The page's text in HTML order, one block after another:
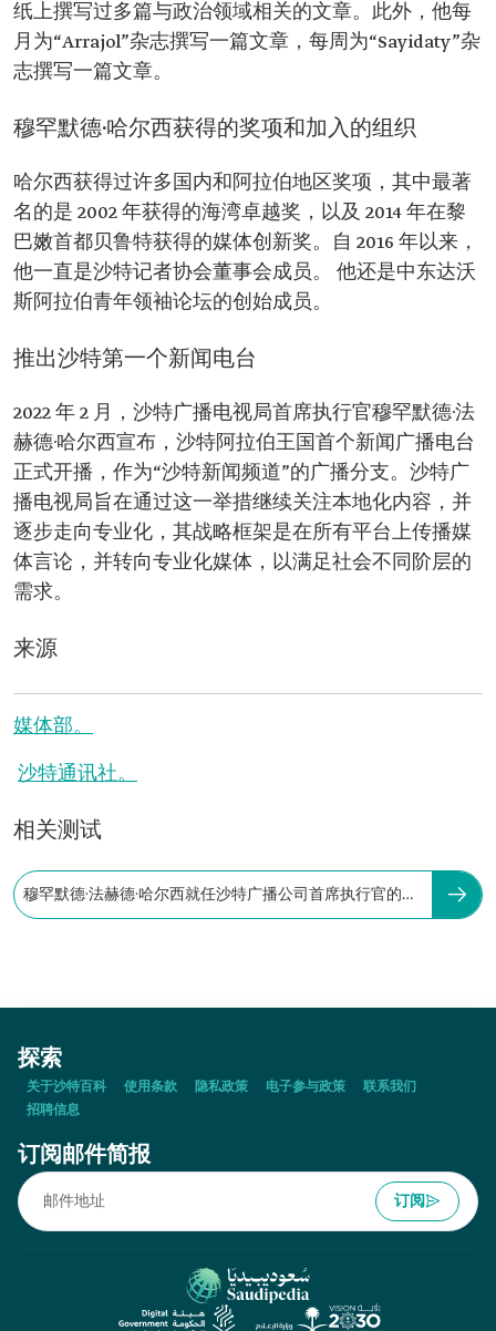
纸上撰写过多篇与政治领域相关的文章。此外，他每
月为“Arrajol”杂志撰写一篇文章，每周为“Sayidaty”杂
志撰写一篇文章。
穆罕默德·哈尔西获得的奖项和加入的组织
哈尔西获得过许多国内和阿拉伯地区奖项，其中最著
名的是 2002 年获得的海湾卓越奖，以及 2014 年在黎
巴嫩首都贝鲁特获得的媒体创新奖。自 2016 年以来，
他一直是沙特记者协会董事会成员。 他还是中东达沃
斯阿拉伯青年领袖论坛的创始成员。
推出沙特第一个新闻电台
2022 年 2 月，沙特广播电视局首席执行官穆罕默德·法
赫德·哈尔西宣布，沙特阿拉伯王国首个新闻广播电台
正式开播，作为“沙特新闻频道”的广播分支。沙特广
播电视局旨在通过这一举措继续关注本地化内容，并
逐步走向专业化，其战略框架是在所有平台上传播媒
体言论，并转向专业化媒体，以满足社会不同阶层的
需求。
来源
媒体部。
沙特通讯社。
相关测试
穆罕默德·法赫德·哈尔西就任沙特广播公司首席执行官的时
探索
关于沙特百科 使用条款 隐私政策 电子参与政策
联系我们
招聘信息
订阅邮件简报
订阅